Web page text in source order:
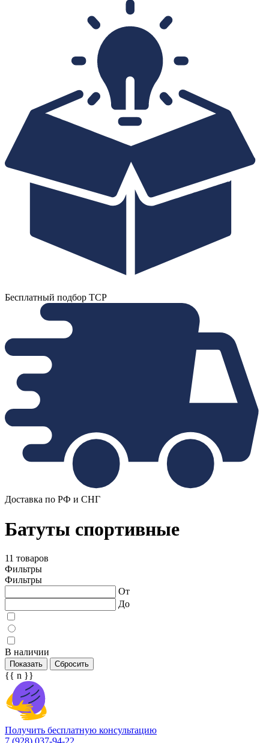
Бесплатный подбор ТСР
Доставка по РФ и СНГ
Батуты спортивные
11 товаров
Фильтры
Фильтры
От
До
В наличии
Показать Сбросить
{{ n }}
Получить бесплатную консультацию